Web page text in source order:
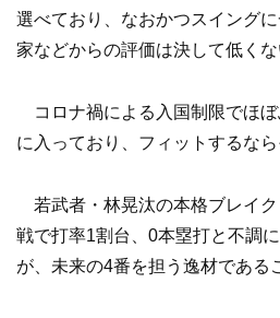
選べており、なおかつスイング
家などからの評価は決して低くな
コロナ禍による入国制限でほ
に入っており、フィットするなら
若武者・林晃汰の本格ブレイ
戦で打率1割台、0本塁打と不調
が、未来の4番を担う逸材である